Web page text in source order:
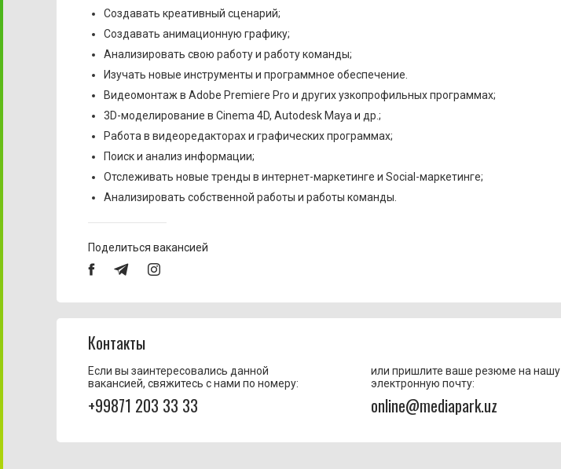
Создавать креативный сценарий;
Создавать анимационную графику;
Анализировать свою работу и работу команды;
Изучать новые инструменты и программное обеспечение.
Видеомонтаж в Adobe Premiere Pro и других узкопрофильных программах;
3D-моделирование в Cinema 4D, Autodesk Maya и др.;
Работа в видеоредакторах и графических программах;
Поиск и анализ информации;
Отслеживать новые тренды в интернет-маркетинге и Social-маркетинге;
Анализировать собственной работы и работы команды.
Поделиться вакансией
Контакты
Если вы заинтересовались данной
вакансией, свяжитесь с нами по номеру:
+99871 203 33 33
или пришлите ваше резюме на нашу
электронную почту:
online@mediapark.uz